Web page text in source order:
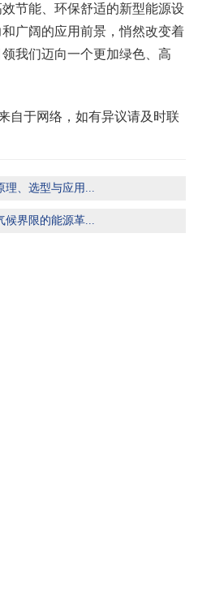
能、环保舒适的新型能源设
广阔的应用前景，悄然改变着
我们迈向一个更加绿色、高
于网络，如有异议请及时联
、选型与应用...
界限的能源革...